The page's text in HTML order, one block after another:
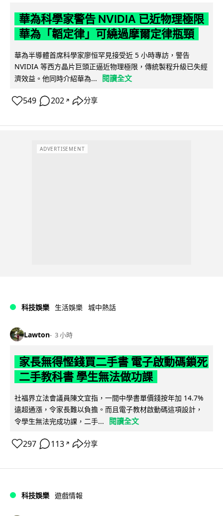
華為科學家警告 NVIDIA 已近物理極限
華為「韜定律」可繞過摩爾定律瓶頸
華為半導體首席科學家廖恒罕見接受近 5 小時專訪，警告
NVIDIA 等西方晶片巨頭正逼近物理極限，傳統製程升級已失經
濟效益。他同時介紹華為...
閱讀全文
549 202 ↗ 分享
ADVERTISEMENT
科技娛樂 生活娛樂 城中熱話
Lawton 3 小時
家長無得慳錢買二手書 電子啟動碼鎖死
二手教科書 學生無法做功課
社福界立法會議員陳文宜指，一間中學書單價錢按年加 14.7%
遠超通漲，令家長難以負擔。而且電子教材啟動碼這項設計，
令學生無法完成功課，二手...
閱讀全文
297 113 ↗ 分享
科技娛樂 遊戲情報